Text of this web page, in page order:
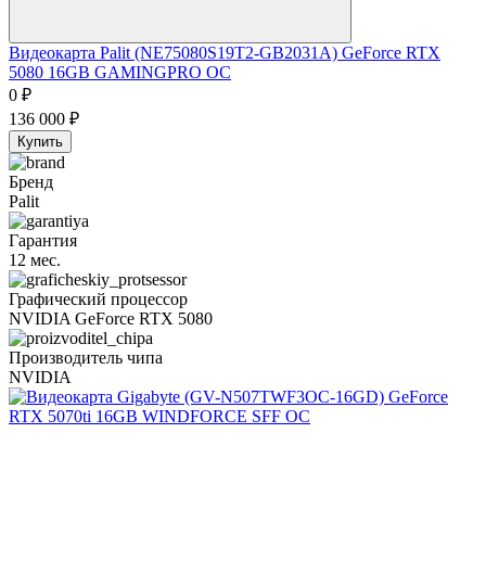
Видеокарта Palit (NE75080S19T2-GB2031A) GeForce RTX
5080 16GB GAMINGPRO OC
0 ₽
136 000 ₽
Купить
Бренд
Palit
Гарантия
12 мес.
Графический процессор
NVIDIA GeForce RTX 5080
Производитель чипа
NVIDIA